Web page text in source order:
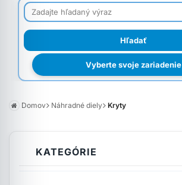
Vyberte svoje zariadenie
Domov Náhradné diely Kryty
KATEGÓRIE